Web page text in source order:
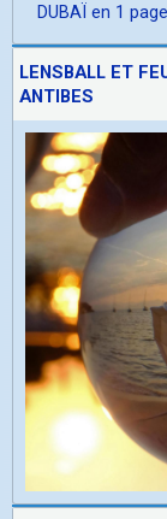
DUBAÏ en 1 page
LENSBALL ET
ANTIBES